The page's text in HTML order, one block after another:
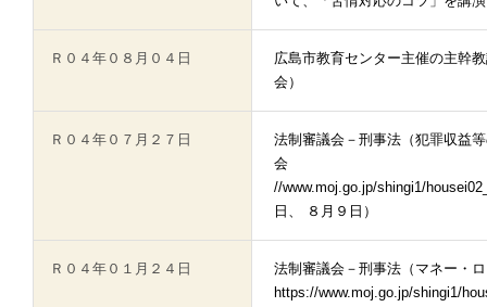
Ｒ０４年０８月０４日
広島市教育センター主催の主幹
会）
Ｒ０４年０７月２７日
法制審議会－刑事法（犯罪収益
会
//www.moj.go.jp/shingi1/
日、 ８月９日）
Ｒ０４年０１月２４日
法制審議会－刑事法（マネー・
https://www.moj.go.jp/shingi1/